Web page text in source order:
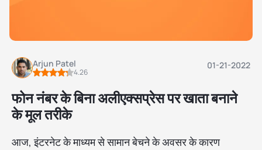
Arjun Patel
4.26
01-21-2022
फोन नंबर के बिना अलीएक्सप्रेस पर खाता बनाने
के मूल तरीके
आज, इंटरनेट के माध्यम से सामान बेचने के अवसर के कारण